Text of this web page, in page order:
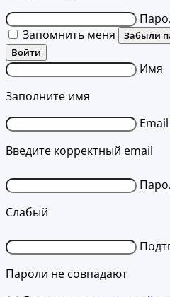
Запомнить меня
Забыли
Войти
Имя
Заполните имя
Email
Введите корректный email
Слабый
Пароли не совпадают